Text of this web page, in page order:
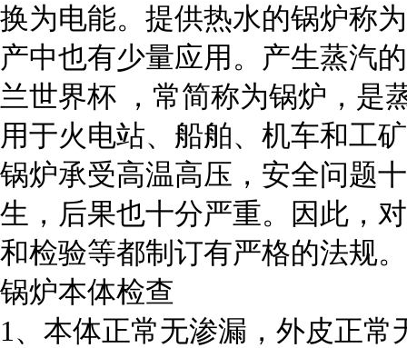
换为电能。提供热水的锅炉称
产中也有少量应用。产生蒸汽
兰世界杯 ，常简称为锅炉，是
用于火电站、船舶、机车和工
锅炉承受高温高压，安全问题
生，后果也十分严重。因此，
和检验等都制订有严格的法规。
锅炉本体检查
1、本体正常无渗漏，外皮正